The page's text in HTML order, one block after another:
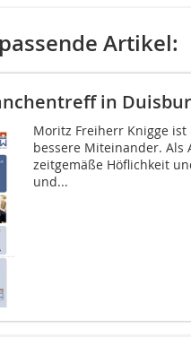
Artikel:
in
Moritz Freiherr Knigge
bessere Miteinander. Als
zeitgemäße Höflichkeit
und...